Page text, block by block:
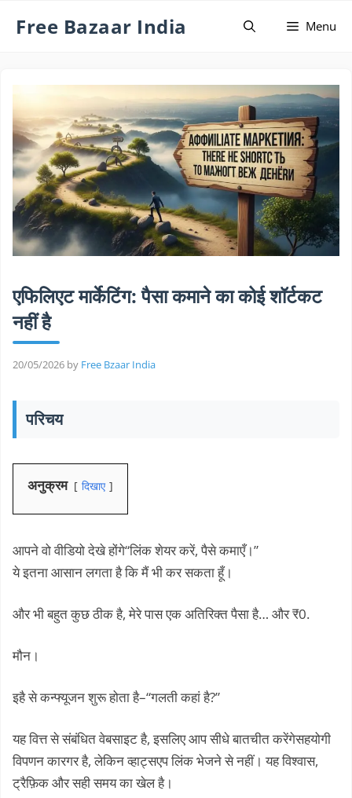
Free Bazaar India Menu
एफिलिएट मार्केटिंग: पैसा कमाने का कोई शॉर्टकट
नहीं है
20/05/2026 by Free Bzaar India
परिचय
अनुक्रम दिखाए
आपने वो वीडियो देखे होंगे“लिंक शेयर करें, पैसे कमाएँ।”
ये इतना आसान लगता है कि मैं भी कर सकता हूँ।
और भी बहुत कुछ ठीक है, मेरे पास एक अतिरिक्त पैसा है… और ₹0.
मौन।
इहै से कन्फ्यूजन शुरू होता है–“गलती कहां है?”
यह वित्त से संबंधित वेबसाइट है, इसलिए आप सीधे बातचीत करेंगेसहयोगी
विपणन कारगर है, लेकिन व्हाट्सएप लिंक भेजने से नहीं। यह विश्वास,
ट्रैफ़िक और सही समय का खेल है।